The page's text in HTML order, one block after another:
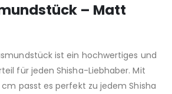
– Matt
ist ein hochwertiges und
für jeden Shisha-Liebhaber. Mit
passt es perfekt zu jedem Shisha